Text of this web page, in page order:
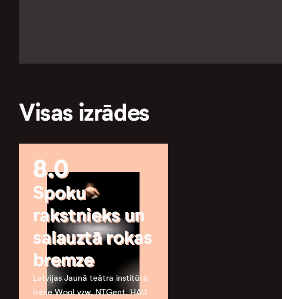
Visas izrādes
8.0
Spoku
rakstnieks un
salauztā rokas
bremze
Latvijas Jaunā teātra institūts,
Irene Wool vzw, NTGent, HAU